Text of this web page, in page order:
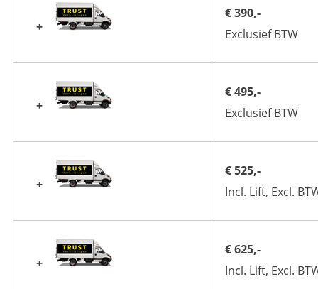
+
+
+
+
€ 390,-
Exclusief BTW
€ 495,-
Exclusief BTW
€ 525,-
Incl. Lift, Excl.
€ 625,-
Incl. Lift, Excl.